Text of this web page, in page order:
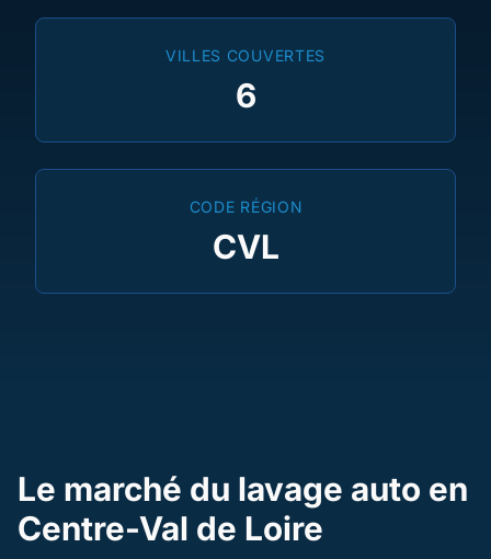
VILLES COUVERTES
6
CODE RÉGION
CVL
Le marché du lavage auto en
Centre-Val de Loire